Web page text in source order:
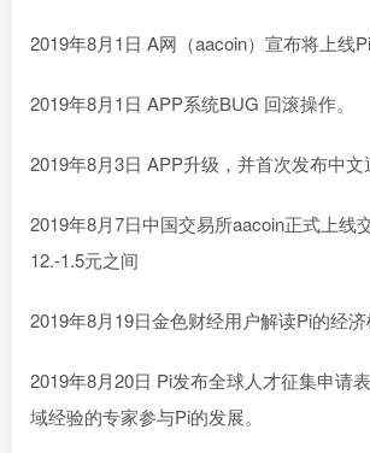
2019年8月1日 A网（aacoin）宣布将上线Pi
2019年8月1日 APP系统BUG 回滚操作。
2019年8月3日 APP升级，并首次发布中文
2019年8月7日中国交易所aacoin正式上线
12.-1.5元之间
2019年8月19日金色财经用户解读Pi的经济
2019年8月20日 Pi发布全球人才征集申请
域经验的专家参与Pi的发展。